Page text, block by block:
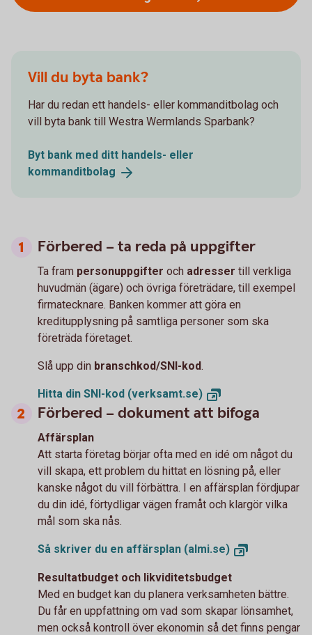
Vill du byta bank?
Har du redan ett handels- eller kommanditbolag och
vill byta bank till Westra Wermlands Sparbank?
Byt bank med ditt handels- eller
kommanditbolag
Förbered – ta reda på uppgifter
Ta fram personuppgifter och adresser till verkliga
huvudmän (ägare) och övriga företrädare, till exempel
firmatecknare. Banken kommer att göra en
kreditupplysning på samtliga personer som ska
företräda företaget.
Slå upp din branschkod/SNI-kod.
Hitta din SNI-kod (verksamt.se)
Förbered – dokument att bifoga
Affärsplan
Att starta företag börjar ofta med en idé om något du
vill skapa, ett problem du hittat en lösning på, eller
kanske något du vill förbättra. I en affärsplan fördjupar
du din idé, förtydligar vägen framåt och klargör vilka
mål som ska nås.
Så skriver du en affärsplan (almi.se)
Resultatbudget och likviditetsbudget
Med en budget kan du planera verksamheten bättre.
Du får en uppfattning om vad som skapar lönsamhet,
men också kontroll över ekonomin så det finns pengar